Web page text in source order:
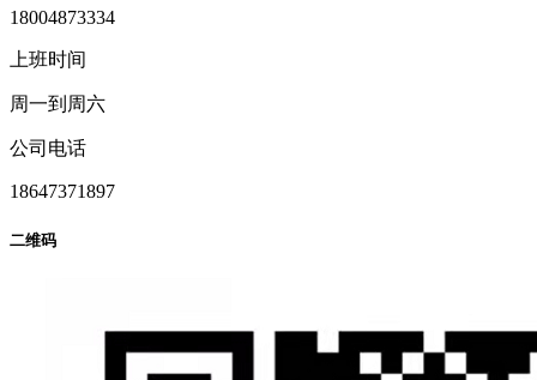
18004873334
上班时间
周一到周六
公司电话
18647371897
二维码